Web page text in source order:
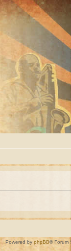
Powered by phpBB® Forum